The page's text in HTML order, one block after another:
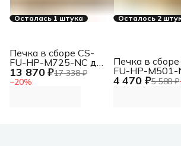
Осталась 1 штука
13 870 ₽17 338 ₽
−20%
Печка в сборе CS-
FU-HP-M725-NC для
LJ 700 M712/M725
MFP
Осталось 2
4 470 ₽5 588 ₽
Печка в сборе
FU-HP-M501-
LJ Pro M501, LJ